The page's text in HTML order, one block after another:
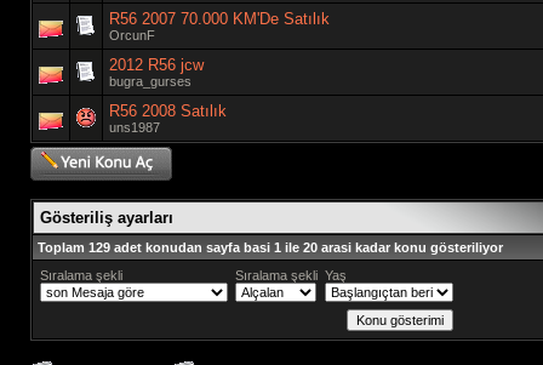
R56 2007 70.000 KM'De Satılık
OrcunF
2012 R56 jcw
bugra_gurses
R56 2008 Satılık
uns1987
Gösteriliş ayarları
Toplam 129 adet konudan sayfa basi 1 ile 20 arasi kadar konu gösteriliyor
Sıralama şekli
Sıralama şekli Yaş